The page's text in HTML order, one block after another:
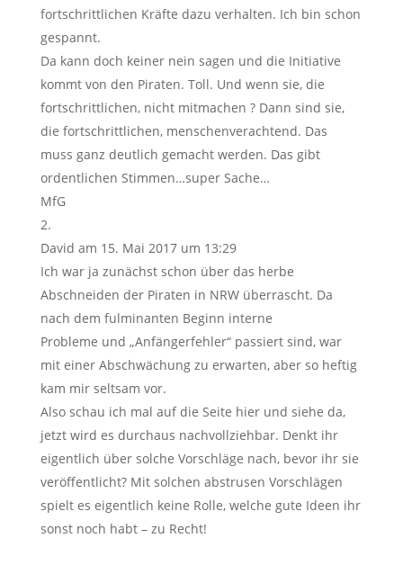
fortschrittlichen Kräfte dazu verhalten. Ich bin schon
gespannt.
Da kann doch keiner nein sagen und die Initiative
kommt von den Piraten. Toll. Und wenn sie, die
fortschrittlichen, nicht mitmachen ? Dann sind sie,
die fortschrittlichen, menschenverachtend. Das
muss ganz deutlich gemacht werden. Das gibt
ordentlichen Stimmen…super Sache…
MfG
David am 15. Mai 2017 um 13:29
Ich war ja zunächst schon über das herbe
Abschneiden der Piraten in NRW überrascht. Da
nach dem fulminanten Beginn interne
Probleme und „Anfängerfehler“ passiert sind, war
mit einer Abschwächung zu erwarten, aber so heftig
kam mir seltsam vor.
Also schau ich mal auf die Seite hier und siehe da,
jetzt wird es durchaus nachvollziehbar. Denkt ihr
eigentlich über solche Vorschläge nach, bevor ihr sie
veröffentlicht? Mit solchen abstrusen Vorschlägen
spielt es eigentlich keine Rolle, welche gute Ideen ihr
sonst noch habt – zu Recht!